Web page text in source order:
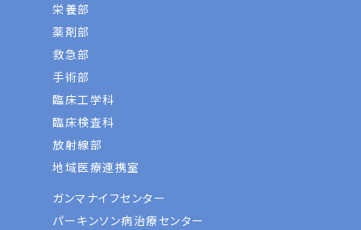
栄養部
薬剤部
救急部
手術部
臨床工学科
臨床検査科
放射線部
地域医療連携室
ガンマナイフセンター
パーキンソン病治療センター